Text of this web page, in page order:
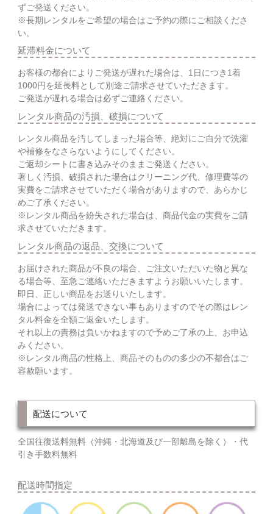
ずご発送ください。
※長期レンタルをご希望の場合はご予約の際にご相談くださ
い。
延滞料金について
お客様の都合によりご発送が遅れた場合は、1日につき1着
1000円を延長料として別途ご請求させていただきます。
ご発送が遅れる場合は必ずご連絡ください。
レンタル商品の汚損、破損について
レンタル商品を汚してしまった場合等、絶対にご自分で洗濯
や補修をなさらないようにしてください。
ご返却シートに書き込みそのままご発送ください。
著しく汚損、破損された場合はクリーニング代、修理費等の
実費をご請求させていただく場合がありますので、あらかじ
めご了承ください。
※レンタル商品を紛失された場合は、商品代金の実費をご請
求させていただきます。
レンタル商品の返品、交換について
お届けされた商品が不良の場合、ご注文いただいた物と異な
る場合等、至急ご連絡いただきますようお願いいたします。
即日、正しい商品をお送りいたします。
場合によっては発送できない事もありますのでその際はレン
タル料金を全額ご返金いたします。
それ以上の責務は負いかねますので予めご了承の上、お申込
みください。
※レンタル商品の性格上、商品そのものの多少の不都合はご
容赦願います。
配送について
全国往復送料無料（沖縄・北海道及び一部離島を除く）・代
引き手数料無料
配送時間指定